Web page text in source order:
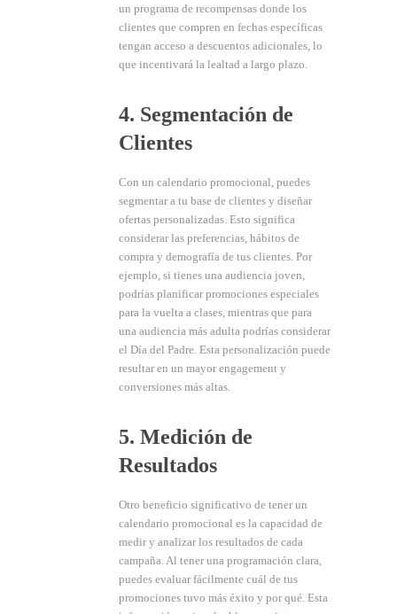
un programa de recompensas donde los
clientes que compren en fechas específicas
tengan acceso a descuentos adicionales, lo
que incentivará la lealtad a largo plazo.
4. Segmentación de
Clientes
Con un calendario promocional, puedes
segmentar a tu base de clientes y diseñar
ofertas personalizadas. Esto significa
considerar las preferencias, hábitos de
compra y demografía de tus clientes. Por
ejemplo, si tienes una audiencia joven,
podrías planificar promociones especiales
para la vuelta a clases, mientras que para
una audiencia más adulta podrías considerar
el Día del Padre. Esta personalización puede
resultar en un mayor engagement y
conversiones más altas.
5. Medición de
Resultados
Otro beneficio significativo de tener un
calendario promocional es la capacidad de
medir y analizar los resultados de cada
campaña. Al tener una programación clara,
puedes evaluar fácilmente cuál de tus
promociones tuvo más éxito y por qué. Esta